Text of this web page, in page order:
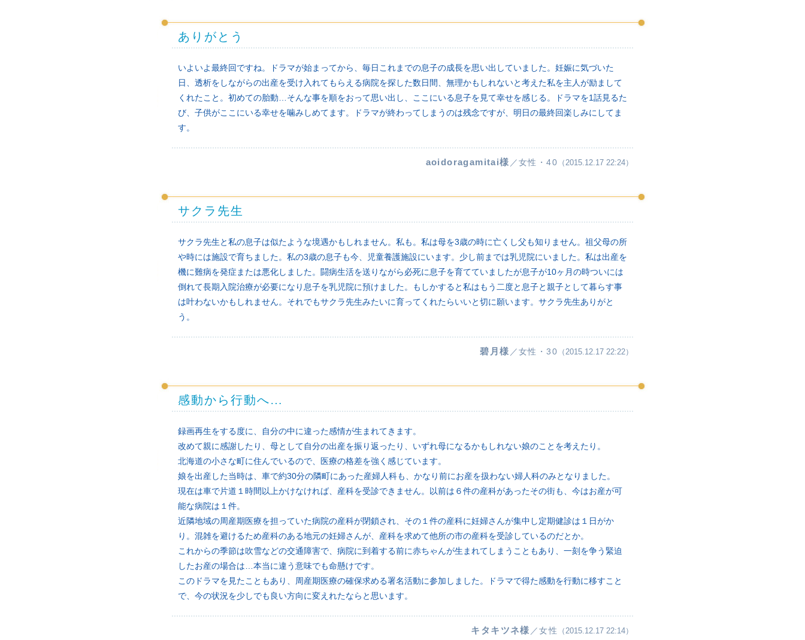
ありがとう
いよいよ最終回ですね。ドラマが始まってから、毎日これまでの息子の成長を思い出していました。妊娠に気づいた
日、透析をしながらの出産を受け入れてもらえる病院を探した数日間、無理かもしれないと考えた私を主人が励まして
くれたこと。初めての胎動…そんな事を順をおって思い出し、ここにいる息子を見て幸せを感じる。ドラマを1話見るた
び、子供がここにいる幸せを噛みしめてます。ドラマが終わってしまうのは残念ですが、明日の最終回楽しみにしてま
す。
aoidoragamitai様 ／女性・40 （2015.12.17 22:24）
サクラ先生
サクラ先生と私の息子は似たような境遇かもしれません。私も。私は母を3歳の時に亡くし父も知りません。祖父母の所
や時には施設で育ちました。私の3歳の息子も今、児童養護施設にいます。少し前までは乳児院にいました。私は出産を
機に難病を発症または悪化しました。闘病生活を送りながら必死に息子を育てていましたが息子が10ヶ月の時ついには
倒れて長期入院治療が必要になり息子を乳児院に預けました。もしかすると私はもう二度と息子と親子として暮らす事
は叶わないかもしれません。それでもサクラ先生みたいに育ってくれたらいいと切に願います。サクラ先生ありがと
う。
碧月様 ／女性・30 （2015.12.17 22:22）
感動から行動へ…
録画再生をする度に、自分の中に違った感情が生まれてきます。
改めて親に感謝したり、母として自分の出産を振り返ったり、いずれ母になるかもしれない娘のことを考えたり。
北海道の小さな町に住んでいるので、医療の格差を強く感じています。
娘を出産した当時は、車で約30分の隣町にあった産婦人科も、かなり前にお産を扱わない婦人科のみとなりました。
現在は車で片道１時間以上かけなければ、産科を受診できません。以前は６件の産科があったその街も、今はお産が可
能な病院は１件。
近隣地域の周産期医療を担っていた病院の産科が閉鎖され、その１件の産科に妊婦さんが集中し定期健診は１日がか
り。混雑を避けるため産科のある地元の妊婦さんが、産科を求めて他所の市の産科を受診しているのだとか。
これからの季節は吹雪などの交通障害で、病院に到着する前に赤ちゃんが生まれてしまうこともあり、一刻を争う緊迫
したお産の場合は…本当に違う意味でも命懸けです。
このドラマを見たこともあり、周産期医療の確保求める署名活動に参加しました。ドラマで得た感動を行動に移すこと
で、今の状況を少しでも良い方向に変えれたならと思います。
キタキツネ様 ／女性 （2015.12.17 22:14）